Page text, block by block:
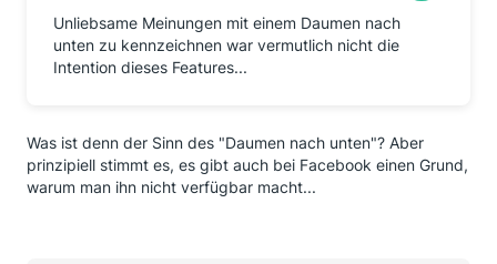
Unliebsame Meinungen mit einem Daumen nach
unten zu kennzeichnen war vermutlich nicht die
Intention dieses Features...
Was ist denn der Sinn des "Daumen nach unten"? Aber
prinzipiell stimmt es, es gibt auch bei Facebook einen Grund,
warum man ihn nicht verfügbar macht...